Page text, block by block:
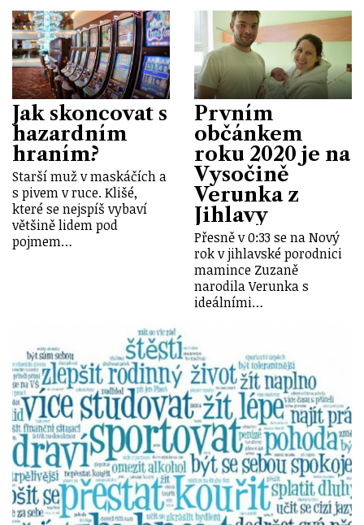
Jak skoncovat s
hazardním
hraním?
Starší muž v maskáčích a
s pivem v ruce. Klišé,
které se nejspíš vybaví
většině lidem pod
pojmem…
Prvním
občánkem
roku 2020 je na
Vysočině
Verunka z
Jihlavy
Přesně v 0:33 se na Nový
rok v jihlavské porodnici
mamince Zuzaně
narodila Verunka s
ideálními…